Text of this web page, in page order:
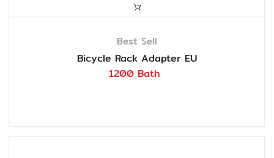
Best Sell
Bicycle Rack Adapter EU
1200 Bath